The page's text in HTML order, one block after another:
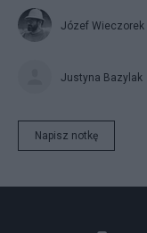
Józef Wieczorek
Justyna Bazylak
Napisz notkę